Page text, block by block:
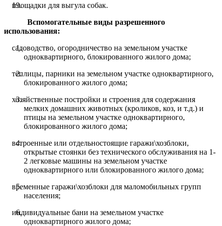
площадки для выгула собак.
Вспомогательные виды разрешенного
использования:
садоводство, огородничество на земельном участке
одноквартирного, блокированного жилого дома;
теплицы, парники на земельном участке одноквартирного,
блокированного жилого дома;
хозяйственные постройки и строения для содержания
мелких домашних животных (кроликов, коз, и т.д.) и
птицы на земельном участке одноквартирного,
блокированного жилого дома;
встроенные или отдельностоящие гаражи\хозблоки,
открытые стоянки без технического обслуживания на 1-
2 легковые машины на земельном участке
одноквартирного или блокированного жилого дома;
временные гаражи\хозблоки для маломобильных групп
населения;
индивидуальные бани на земельном участке
одноквартирного жилого дома;